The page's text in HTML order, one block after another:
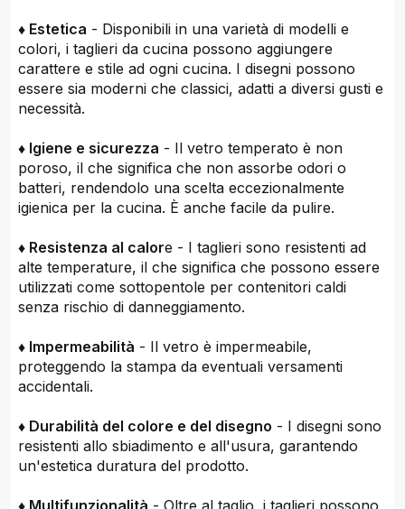
♦ Estetica - Disponibili in una varietà di modelli e
colori, i taglieri da cucina possono aggiungere
carattere e stile ad ogni cucina. I disegni possono
essere sia moderni che classici, adatti a diversi gusti e
necessità.
♦ Igiene e sicurezza - Il vetro temperato è non
poroso, il che significa che non assorbe odori o
batteri, rendendolo una scelta eccezionalmente
igienica per la cucina. È anche facile da pulire.
♦ Resistenza al calore - I taglieri sono resistenti ad
alte temperature, il che significa che possono essere
utilizzati come sottopentole per contenitori caldi
senza rischio di danneggiamento.
♦ Impermeabilità - Il vetro è impermeabile,
proteggendo la stampa da eventuali versamenti
accidentali.
♦ Durabilità del colore e del disegno - I disegni sono
resistenti allo sbiadimento e all'usura, garantendo
un'estetica duratura del prodotto.